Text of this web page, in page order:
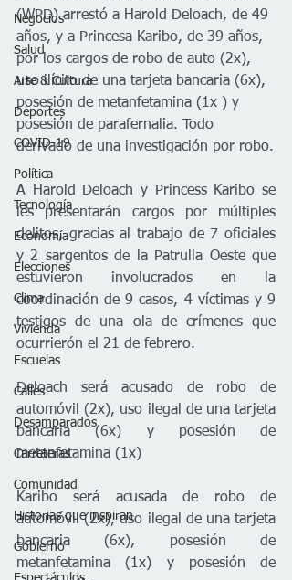
Negocios
Salud
Arte & Cultura
Deportes
COVID-19
Política
Tecnología
Economía
Elecciones
Clima
Vivienda
Escuelas
Calles
Desamparados
Carreteras
Comunidad
Historias que inspiran
Gobierno
(WPD) arrestó a Harold Deloach, de 49
años, y a Princesa Karibo, de 39 años,
por los cargos de robo de auto (2x),
uso ilícito de una tarjeta bancaria (6x),
posesión de metanfetamina (1x ) y
posesión de parafernalia. Todo
derivado de una investigación por robo.
A Harold Deloach y Princess Karibo se
les presentarán cargos por múltiples
delitos, gracias al trabajo de 7 oficiales
y 2 sargentos de la Patrulla Oeste que
estuvieron involucrados en la
coordinación de 9 casos, 4 víctimas y 9
testigos de una ola de crímenes que
ocurrierón el 21 de febrero.
Deloach será acusado de robo de
automóvil (2x), uso ilegal de una tarjeta
bancaria (6x) y posesión de
metanfetamina (1x)
Karibo será acusada de robo de
automóvil (2x), uso ilegal de una tarjeta
bancaria (6x), posesión de
metanfetamina (1x) y posesión de